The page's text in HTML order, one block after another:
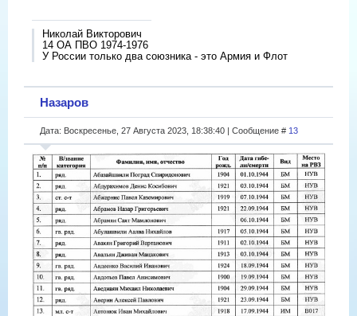
Николай Викторович
14 ОА ПВО 1974-1976
У России только два союзника - это Армия и Флот
Назаров
Дата: Воскресенье, 27 Августа 2023, 18:38:40 | Сообщение # 13